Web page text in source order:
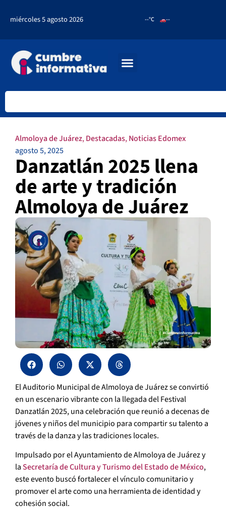
miércoles 5 agosto 2026 --°C --
Almoloya de Juárez,Destacadas,Noticias Edomex
agosto 5, 2025
Danzatlán 2025 llena
de arte y tradición
Almoloya de Juárez
El Auditorio Municipal de Almoloya de Juárez se convirtió
en un escenario vibrante con la llegada del Festival
Danzatlán 2025, una celebración que reunió a decenas de
jóvenes y niños del municipio para compartir su talento a
través de la danza y las tradiciones locales.
Impulsado por el Ayuntamiento de Almoloya de Juárez y
laSecretaría de Cultura y Turismo del Estado de México,
este evento buscó fortalecer el vínculo comunitario y
promover el arte como una herramienta de identidad y
cohesión social.